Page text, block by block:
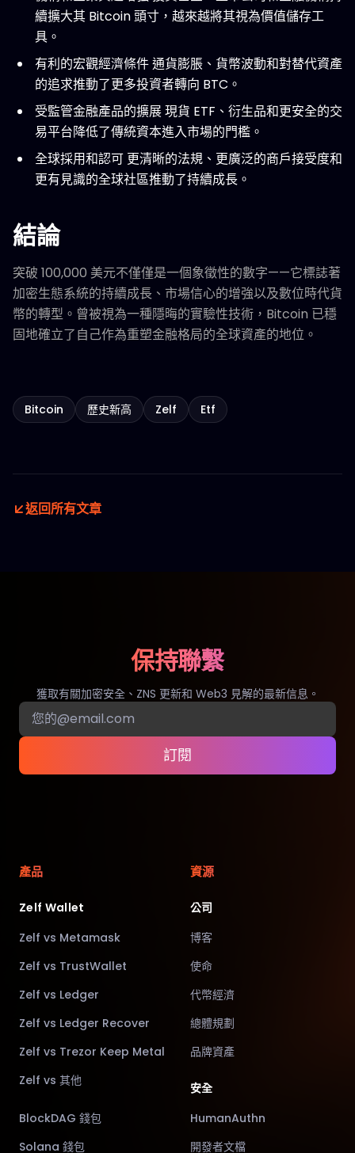
續擴大其 Bitcoin 頭寸，越來越將其視為價值儲存工
具。
有利的宏觀經濟條件 通貨膨脹、貨幣波動和對替代資產
的追求推動了更多投資者轉向 BTC。
受監管金融產品的擴展 現貨 ETF、衍生品和更安全的交
易平台降低了傳統資本進入市場的門檻。
全球採用和認可 更清晰的法規、更廣泛的商戶接受度和
更有見識的全球社區推動了持續成長。
結論
突破 100,000 美元不僅僅是一個象徵性的數字——它標誌著
加密生態系統的持續成長、市場信心的增強以及數位時代貨
幣的轉型。曾被視為一種隱晦的實驗性技術，Bitcoin 已穩
固地確立了自己作為重塑金融格局的全球資產的地位。
Bitcoin 歷史新高 Zelf Etf
返回所有文章
保持聯繫
獲取有關加密安全、ZNS 更新和 Web3 見解的最新信息。
訂閱
產品
Zelf Wallet
Zelf vs Metamask
Zelf vs TrustWallet
Zelf vs Ledger
Zelf vs Ledger Recover
Zelf vs Trezor Keep Metal
Zelf vs 其他
BlockDAG 錢包
Solana 錢包
資源
公司
博客
使命
代幣經濟
總體規劃
品牌資產
安全
HumanAuthn
開發者文檔